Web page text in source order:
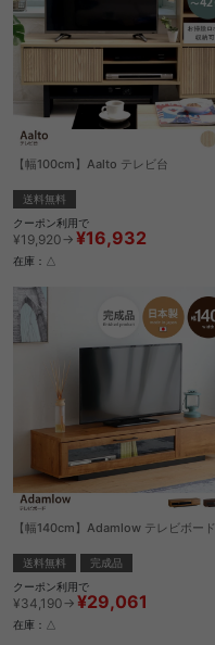
【幅100cm】Aalto テレビ台
送料無料
クーポン利用で
¥19,920→ ¥16,932
在庫：△
【幅140cm】Adamlow テレビボード
送料無料
完成品
クーポン利用で
¥34,190→ ¥29,061
在庫：△